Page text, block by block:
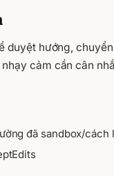
duyệt hướng,
cảm cần cân
đã sandbox/cách